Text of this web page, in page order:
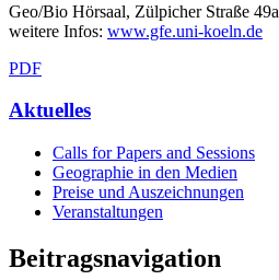
Geo/Bio Hörsaal, Zülpicher Straße 49a
weitere Infos: www.gfe.uni-koeln.de
PDF
Aktuelles
Calls for Papers and Sessions
Geographie in den Medien
Preise und Auszeichnungen
Veranstaltungen
Beitragsnavigation